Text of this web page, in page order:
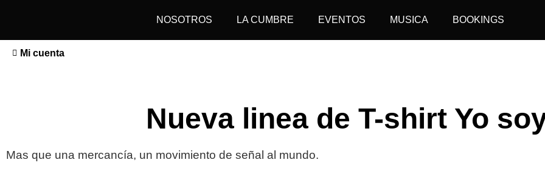
NOSOTROS LA CUMBRE EVENTOS MUSICA BOOKINGS
Mi cuenta
Nueva linea de T-shirt Yo
Mas que una mercancía, un movimiento de señal al mundo.